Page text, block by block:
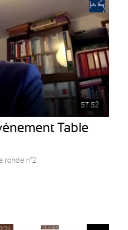
57:52
Table
ronde n°2